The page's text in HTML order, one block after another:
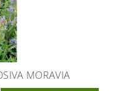
MORAVIA